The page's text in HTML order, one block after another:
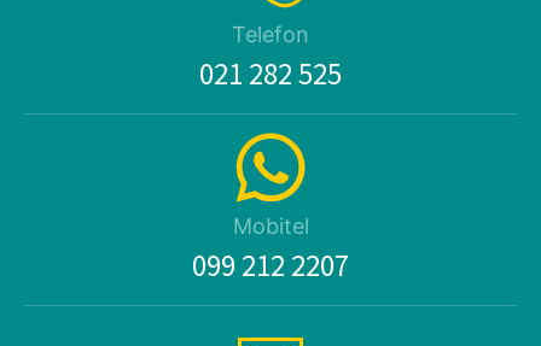
Telefon
021 282 525
Mobitel
099 212 2207